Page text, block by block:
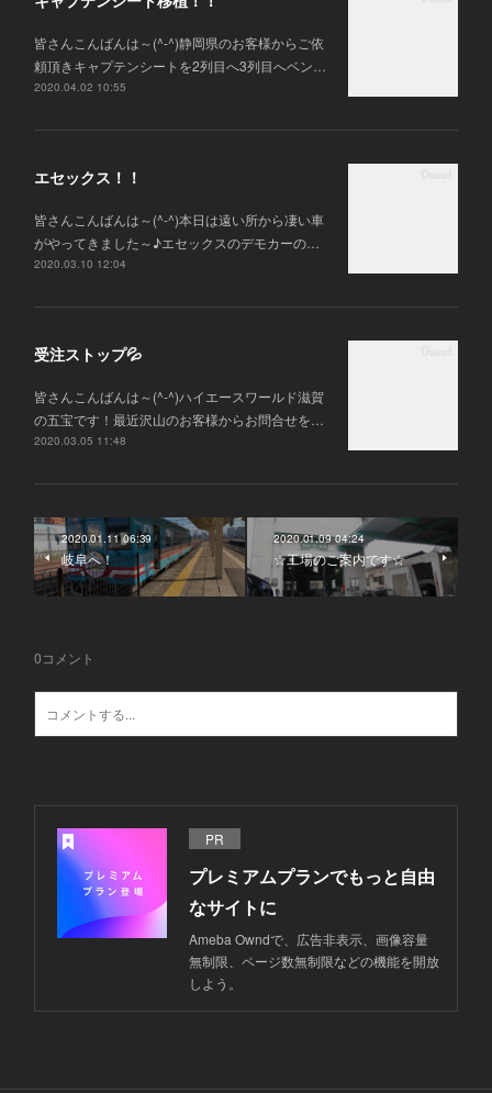
皆さんこんばんは～(^-^)静岡県のお客様からご依
頼頂きキャプテンシートを2列目へ3列目へベン…
2020.04.02 10:55
エセックス！！
皆さんこんばんは～(^-^)本日は遠い所から凄い車
がやってきました～♪エセックスのデモカーの…
2020.03.10 12:04
受注ストップ💦
皆さんこんばんは～(^-^)ハイエースワールド滋賀
の五宝です！最近沢山のお客様からお問合せを…
2020.03.05 11:48
2020.01.11 06:39
岐阜へ！
2020.01.09 04:24
☆工場のご案内です☆
0コメント
PR
プレミアムプランでもっと自由
なサイトに
Ameba Owndで、広告非表示、画像容量
無制限、ページ数無制限などの機能を開放
しよう。